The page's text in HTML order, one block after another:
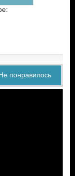
понравилось